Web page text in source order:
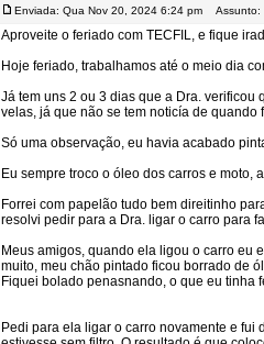
Enviada: Qua Nov 20, 2024 6:24 pm Assunto:
Aproveite o feriado com TECFIL, e fique
Hoje feriado, trabalhamos até o meio dia
Já tem uns 2 ou 3 dias que a Dra. verificou
velas, já que não se tem noticía de quando
Só uma observação, eu havia acabado
Eu sempre troco o óleo dos carros e moto,
Forrei com papelão tudo bem direitinho
resolvi pedir para a Dra. ligar o carro para
Meus amigos, quando ela ligou o carro eu
muito, meu chão pintado ficou borrado de
Fiquei bolado penasnando, o que eu tinha
Pedi para ela ligar o carro novamente e